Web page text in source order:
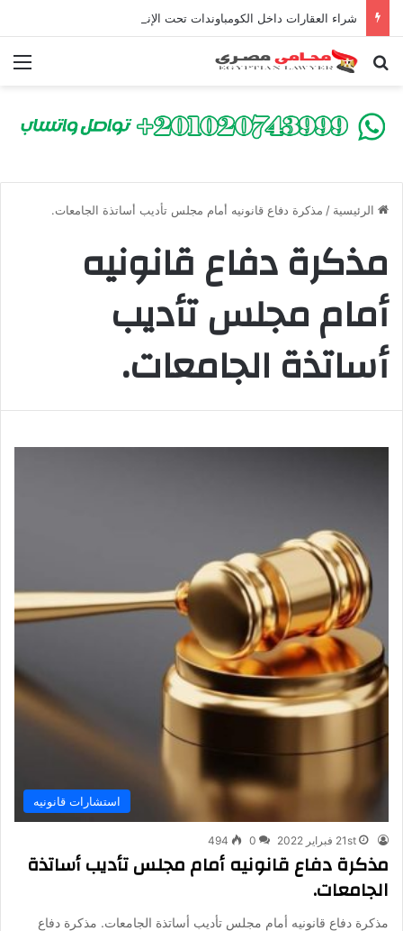
بحث عن
الرئيسية / مذكرة دفاع قانونيه أمام مجلس تأديب أساتذة الجامعات.
مذكرة دفاع قانونيه
أمام مجلس تأديب
أساتذة الجامعات.
استشارات قانونيه
21st فبراير 2022 0
494
مذكرة دفاع قانونيه أمام مجلس تأديب أساتذة
الجامعات.
مذكرة دفاع قانونيه أمام مجلس تأديب أساتذة الجامعات. مذكرة دفاع